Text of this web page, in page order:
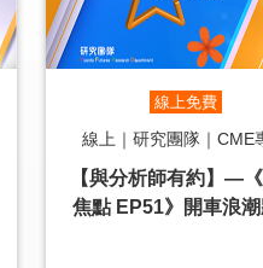
線上免費
線上｜研究團隊｜CME
【與分析師有約】—
焦點 EP51》開車浪